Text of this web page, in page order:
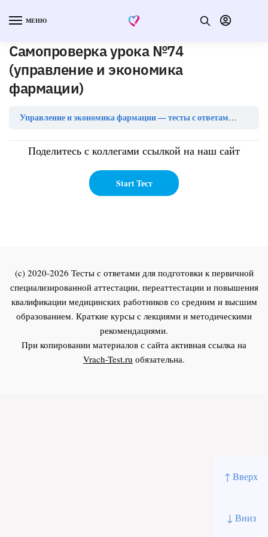
↑ Вверх
↓ Вниз
МЕНЮ
Самопроверка урока №74
(управление и экономика
фармации)
Управление и экономика фармации — тесты с ответами
Поделитесь с коллегами ссылкой на наш сайт
(c) 2020-2026 Тесты с ответами для подготовки к первичной
специализированной аттестации, переаттестации и повышения
квалификации медицинских работников со средним и высшим
образованием. Краткие курсы с лекциями и методическими
рекомендациями.
При копировании материалов с сайта активная ссылка на
Vrach-Test.ru обязательна.